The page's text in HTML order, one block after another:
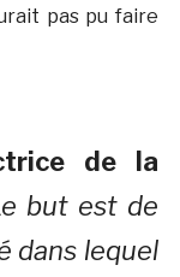
pas pu faire
de la
but est de
dans lequel